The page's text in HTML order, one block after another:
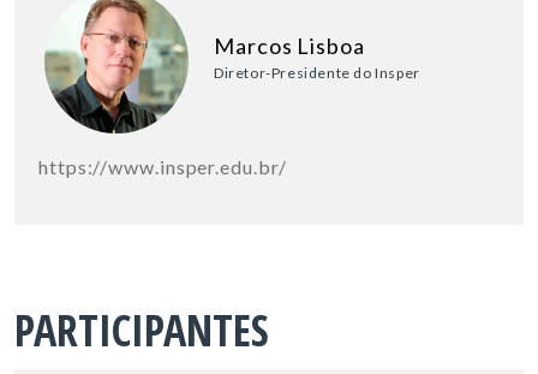
Marcos Lisboa
Diretor-Presidente do Insper
https://www.insper.edu.br/
PARTICIPANTES